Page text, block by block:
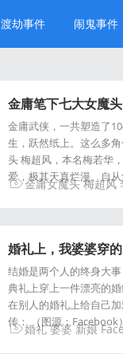
渡劫事件 闹鬼事件
金庸笔下七大女魔
金庸武侠，一共塑造了
生，跃然纸上。这么多
头 梅超风，本名梅若华
爱，极其天真烂漫。自
金庸女魔头 梅超风
婚礼上，我婆婆穿
结婚是两个人的终身大
典礼上穿上一件漂亮的
在别人的婚礼上给自己
传： （图源：Facebook
婚礼 婆婆 新娘